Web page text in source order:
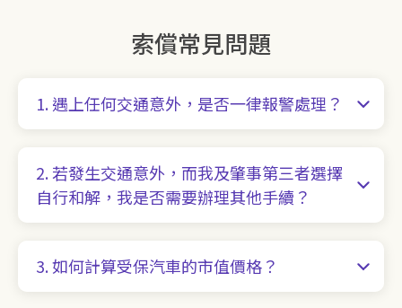
索償常見問題
1. 遇上任何交通意外，是否一律報警處理？
2. 若發生交通意外，而我及肇事第三者選擇
自行和解，我是否需要辦理其他手續？
3. 如何計算受保汽車的市值價格？